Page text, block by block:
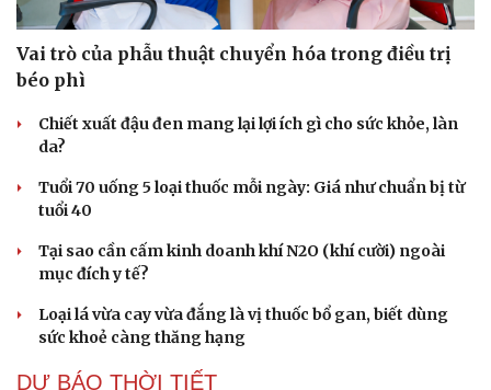
Vai trò của phẫu thuật chuyển hóa trong điều trị
béo phì
Chiết xuất đậu đen mang lại lợi ích gì cho sức khỏe, làn
da?
Tuổi 70 uống 5 loại thuốc mỗi ngày: Giá như chuẩn bị từ
tuổi 40
Tại sao cần cấm kinh doanh khí N2O (khí cười) ngoài
mục đích y tế?
Loại lá vừa cay vừa đắng là vị thuốc bổ gan, biết dùng
sức khoẻ càng thăng hạng
DỰ BÁO THỜI TIẾT